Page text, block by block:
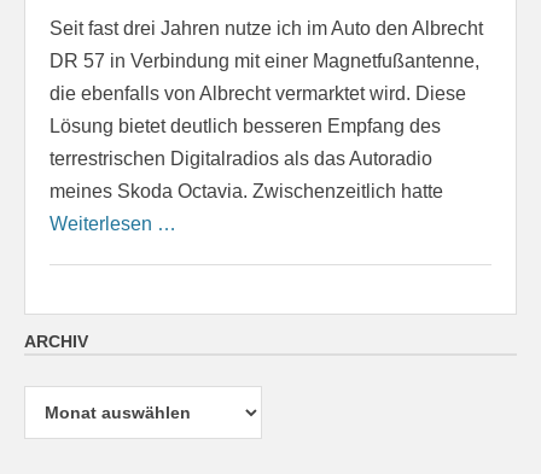
Seit fast drei Jahren nutze ich im Auto den Albrecht
DR 57 in Verbindung mit einer Magnetfußantenne,
die ebenfalls von Albrecht vermarktet wird. Diese
Lösung bietet deutlich besseren Empfang des
terrestrischen Digitalradios als das Autoradio
meines Skoda Octavia. Zwischenzeitlich hatte
Weiterlesen …
ARCHIV
Archiv